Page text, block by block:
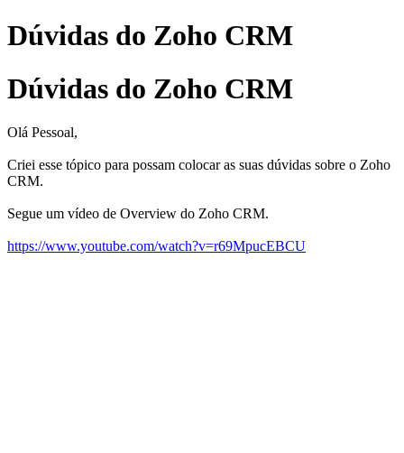
Dúvidas do Zoho CRM
Dúvidas do Zoho CRM
Olá Pessoal,
Criei esse tópico para possam colocar as suas dúvidas sobre o Zoho
CRM.
Segue um vídeo de Overview do Zoho CRM.
https://www.youtube.com/watch?v=r69MpucEBCU